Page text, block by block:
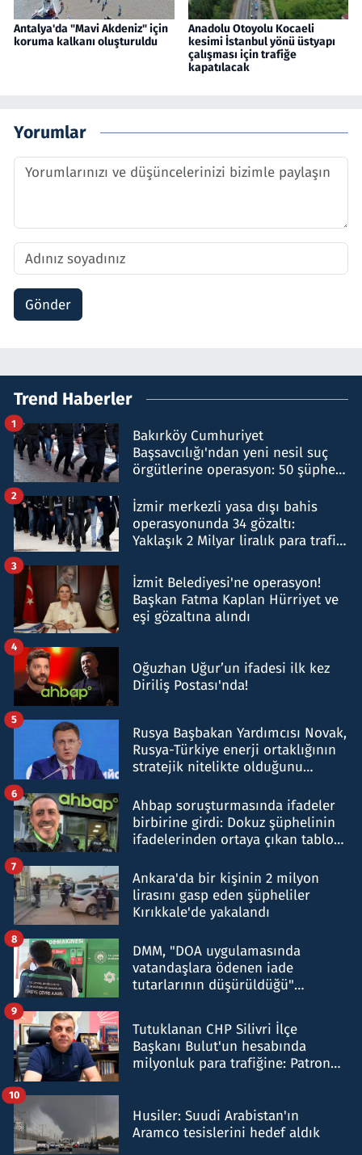
Antalya'da "Mavi Akdeniz" için
koruma kalkanı oluşturuldu
Anadolu Otoyolu Kocaeli
kesimi İstanbul yönü üstyapı
çalışması için trafiğe
kapatılacak
Yorumlar
Gönder
Trend Haberler
Bakırköy Cumhuriyet
Başsavcılığı'ndan yeni nesil suç
örgütlerine operasyon: 50 şüpheli
1
İzmir merkezli yasa dışı bahis
operasyonunda 34 gözaltı:
Yaklaşık 2 Milyar liralık para trafiği
2
İzmit Belediyesi'ne operasyon!
Başkan Fatma Kaplan Hürriyet ve
eşi gözaltına alındı
3
Oğuzhan Uğur’un ifadesi ilk kez
Diriliş Postası'nda!
4
Rusya Başbakan Yardımcısı Novak,
Rusya-Türkiye enerji ortaklığının
stratejik nitelikte olduğunu
5
Ahbap soruşturmasında ifadeler
birbirine girdi: Dokuz şüphelinin
ifadelerinden ortaya çıkan tablo
6
Ankara'da bir kişinin 2 milyon
lirasını gasp eden şüpheliler
Kırıkkale'de yakalandı
7
DMM, "DOA uygulamasında
vatandaşlara ödenen iade
tutarlarının düşürüldüğü"
8
Tutuklanan CHP Silivri İlçe
Başkanı Bulut'un hesabında
milyonluk para trafiğine: Patron
9
Husiler: Suudi Arabistan'ın
Aramco tesislerini hedef aldık
10